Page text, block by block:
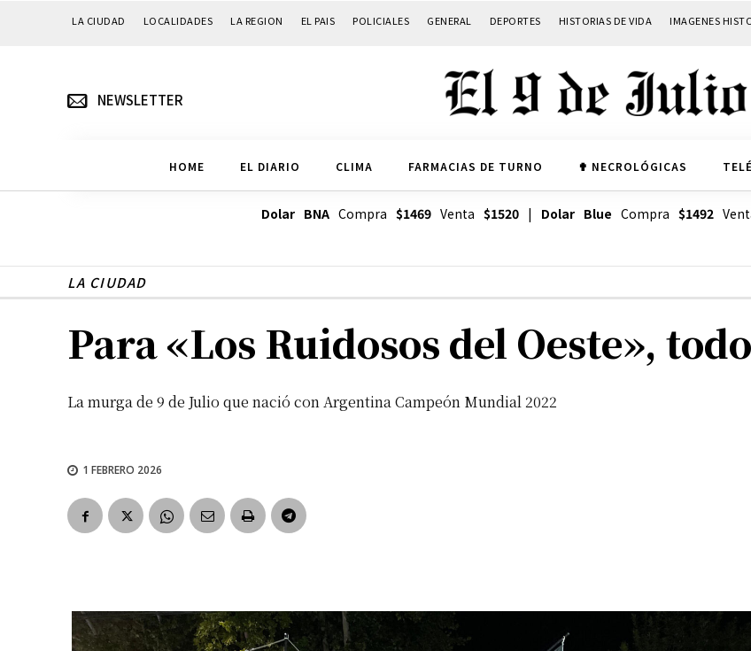
LA CIUDAD LOCALIDADES LA REGION EL PAIS POLICIALES GENERAL DEPORTES HISTORIAS DE VIDA IMAGENES
NEWSLETTER
HOME EL DIARIO CLIMA FARMACIAS DE TURNO ✟ NECROLÓGICAS
Dolar BNACompra $1469Venta $1520| Dolar Blue Compra $1492
LA CIUDAD
Para «Los Ruidosos del Oeste»,
La murga de 9 de Julio que nació con Argentina Campeón Mundial 2022
1 FEBRERO 2026